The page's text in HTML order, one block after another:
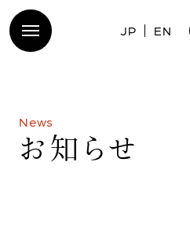
JP EN
News
お 知 ら せ